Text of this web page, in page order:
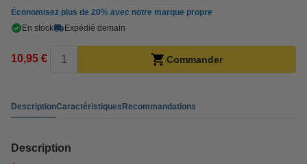
Économisez plus de 20% avec notre marque propre
En stock
Expédié demain
10,95 € Commander
DescriptionCaractéristiquesRecommandations
Description